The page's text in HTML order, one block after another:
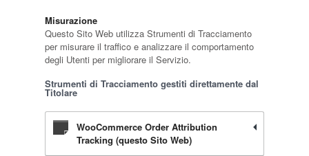
Misurazione
Questo Sito Web utilizza Strumenti di Tracciamento
per misurare il traffico e analizzare il comportamento
degli Utenti per migliorare il Servizio.
Strumenti di Tracciamento gestiti direttamente dal
Titolare
WooCommerce Order Attribution
Tracking (questo Sito Web)